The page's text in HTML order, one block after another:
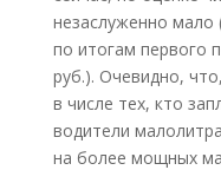
незаслуженно мало
по итогам первого
руб.). Очевидно,
в числе тех, кто
водители
на более мощных